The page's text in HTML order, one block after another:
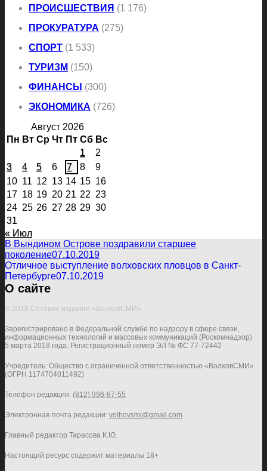
ПРОИСШЕСТВИЯ (1 176)
ПРОКУРАТУРА (275)
СПОРТ (1 533)
ТУРИЗМ (150)
ФИНАНСЫ (300)
ЭКОНОМИКА (726)
Август 2026
Пн Вт Ср Чт Пт Сб Вс
1
2
3
4 5 6 7 8
9
10 11 12 13 14 15 16
17 18 19 20 21 22 23
24 25 26 27 28 29 30
31
« Июл
В Вындином Острове поздравили старшее
поколение07.10.2019
Отличное выступление волховских пловцов в Санкт-
Петербурге07.10.2019
О сайте
© 2018 Сетевое издание «ВолховСМИ»
Зарегистрировано в Федеральной службе по надзору в сфере связи,
информационных технологий и массовых коммуникаций (Роскомнадзор)
5 марта 2018 года. Регистрационный номер ЭЛ № ФС 77-72442
Учредитель: Общество с ограниченной ответственностью «ВолховСМИ»
(ОГРН 1174704011492)
Телефон редакции: (812) 996-87-55
Электронная почта редакции: volhovsmi@gmail.com
Главный редактор Тарасова К.Ю.
Настоящий ресурс содержит материалы 18+